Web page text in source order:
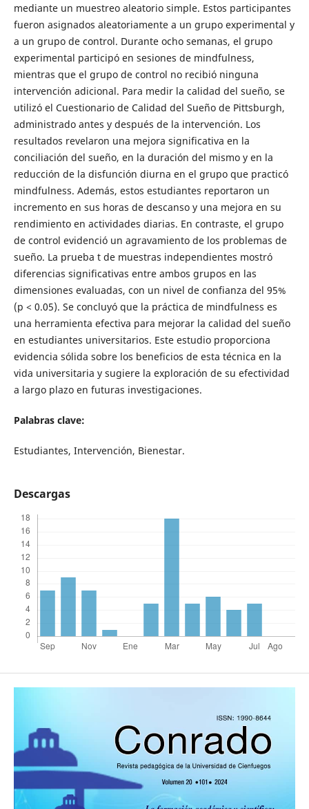
mediante un muestreo aleatorio simple. Estos participantes
fueron asignados aleatoriamente a un grupo experimental y
a un grupo de control. Durante ocho semanas, el grupo
experimental participó en sesiones de mindfulness,
mientras que el grupo de control no recibió ninguna
intervención adicional. Para medir la calidad del sueño, se
utilizó el Cuestionario de Calidad del Sueño de Pittsburgh,
administrado antes y después de la intervención. Los
resultados revelaron una mejora significativa en la
conciliación del sueño, en la duración del mismo y en la
reducción de la disfunción diurna en el grupo que practicó
mindfulness. Además, estos estudiantes reportaron un
incremento en sus horas de descanso y una mejora en su
rendimiento en actividades diarias. En contraste, el grupo
de control evidenció un agravamiento de los problemas de
sueño. La prueba t de muestras independientes mostró
diferencias significativas entre ambos grupos en las
dimensiones evaluadas, con un nivel de confianza del 95%
(p < 0.05). Se concluyó que la práctica de mindfulness es
una herramienta efectiva para mejorar la calidad del sueño
en estudiantes universitarios. Este estudio proporciona
evidencia sólida sobre los beneficios de esta técnica en la
vida universitaria y sugiere la exploración de su efectividad
a largo plazo en futuras investigaciones.
Palabras clave:
Estudiantes, Intervención, Bienestar.
Descargas